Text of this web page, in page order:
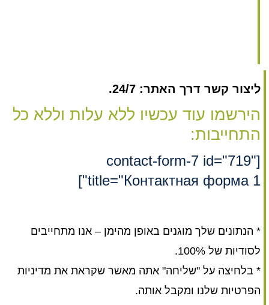
ליצור קשר דרך האתר: 24/7.
הירשמו עוד עכשיו ללא עלות וללא כל
התחייבות:
[contact-form-7 id="719"
title="Контактная форма 1"]
* הנתונים שלך מוגנים באופן מהימן – אנו מתחייבים
לסודיות של 100%.
* בלחיצה על "שליחה" אתה מאשר שקראת את מדיניות
הפרטיות שלנו ומקבל אותה.